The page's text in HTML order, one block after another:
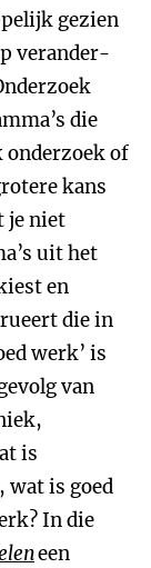
gezien
verander-
die
onderzoek of
kans
je niet
uit het
en
die in
werk’ is
van
is
wat is goed
In die
een